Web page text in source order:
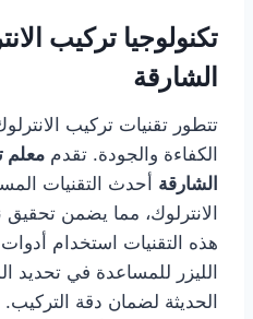
تكنولوجيا تركيب
الشارقة
تتطور تقنيات تركيب
الكفاءة والجودة. تقدم معلم
الشارقة أحدث التقنيات
الانترلوك، مما يضمن
هذه التقنيات استخدام
الليزر للمساعدة في تحديد
الحديثة لضمان دقة